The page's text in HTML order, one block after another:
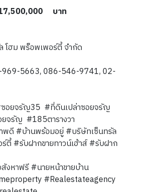
บาท
โฮม พร็อพเพอร์ตี้ จำกัด
969-5663, 086-546-9741, 02-
อยจรัญ35 #ที่ดินเปล่าซอยจรัญ
จรัญ #185ตารางวา
พดี #บ้านพร้อมอยู่ #บริษัทเซ็นทรัล
ตี้ #รับฝากขายทาวน์เฮ้าส์ #รับฝาก
งหาฟรี #นายหน้าขายบ้าน
#Realestateagency